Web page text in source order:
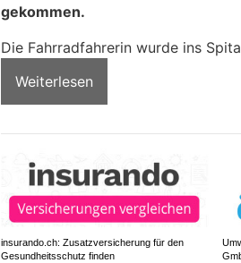
gekommen.
Die Fahrradfahrerin wurde ins
Weiterlesen
insurando.ch: Zusatzversicherung für den
Gesundheitsschutz finden